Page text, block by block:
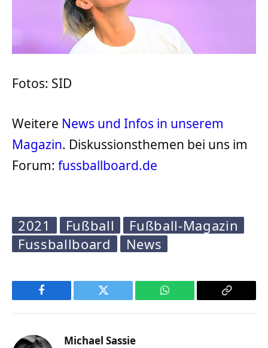
Fotos: SID
Weitere News und Infos in unserem
Magazin. Diskussionsthemen bei uns im
Forum: fussballboard.de
2021 Fußball
Fußball-Magazin
Fussballboard
News
Facebook Twitter WhatsApp
Copy
Michael Sassie